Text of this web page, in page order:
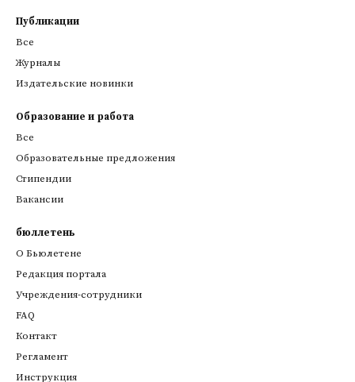
Публикации
Все
Журналы
Издательские новинки
Образование и работа
Все
Образовательные предложения
Стипендии
Вакансии
бюллетень
О Бьюлетене
Редакция портала
Учреждения-сотрудники
FAQ
Контакт
Регламент
Инструкция